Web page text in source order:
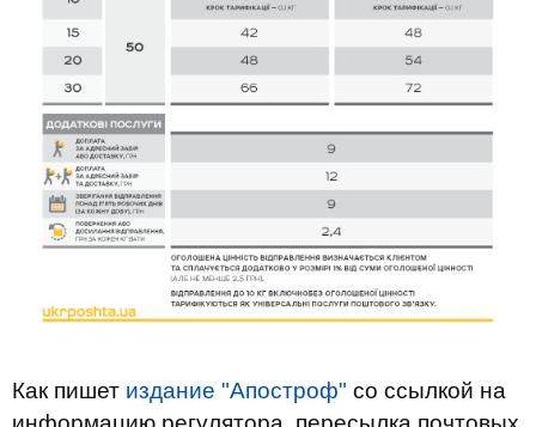
Как пишет издание "Апостроф" со ссылкой на